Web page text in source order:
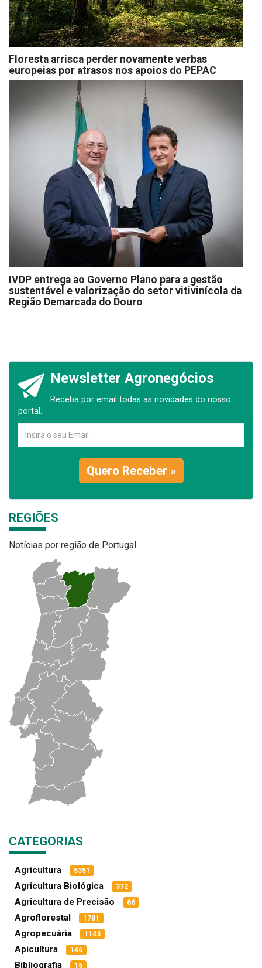
Floresta arrisca perder novamente verbas
europeias por atrasos nos apoios do PEPAC
IVDP entrega ao Governo Plano para a gestão
sustentável e valorização do setor vitivinícola da
Região Demarcada do Douro
Newsletter Agronegócios
Receba por email todas as novidades do nosso
portal.
Quero Receber »
REGIÕES
Notícias por região de Portugal
CATEGORIAS
Agricultura 5351
Agricultura Biológica 372
Agricultura de Precisão 66
Agroflorestal 1781
Agropecuária 1143
Apicultura 146
Bibliografia 15